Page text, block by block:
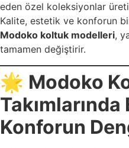
eden özel koleksiyonlar
Kalite, estetik ve konforun
Modoko koltuk modelleri,
tamamen değiştirir.
🌟 Modoko
Konforun